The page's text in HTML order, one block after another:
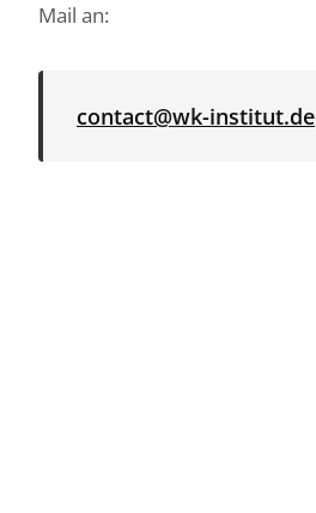
Mail an:
contact@wk-institut.de